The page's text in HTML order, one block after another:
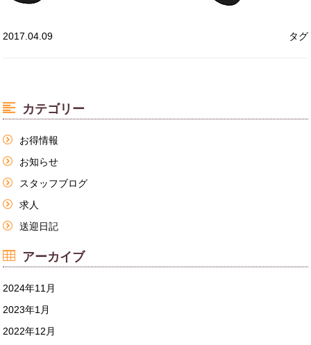
2017.04.09 タグ
カテゴリー
お得情報
お知らせ
スタッフブログ
求人
送迎日記
アーカイブ
2024年11月
2023年1月
2022年12月